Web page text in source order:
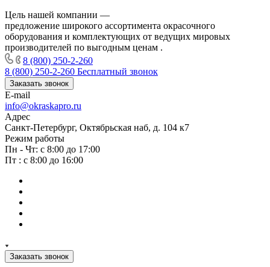
Цель нашей компании —
предложение широкого ассортимента окрасочного
оборудования и комплектующих от ведущих мировых
производителей по выгодным ценам .
8 (800) 250-2-260
8 (800) 250-2-260 Бесплатный звонок
Заказать звонок
E-mail
info@okraskapro.ru
Адрес
Санкт-Петербург, Октябрьская наб, д. 104 к7
Режим работы
Пн - Чт: с 8:00 до 17:00
Пт : с 8:00 до 16:00
Заказать звонок